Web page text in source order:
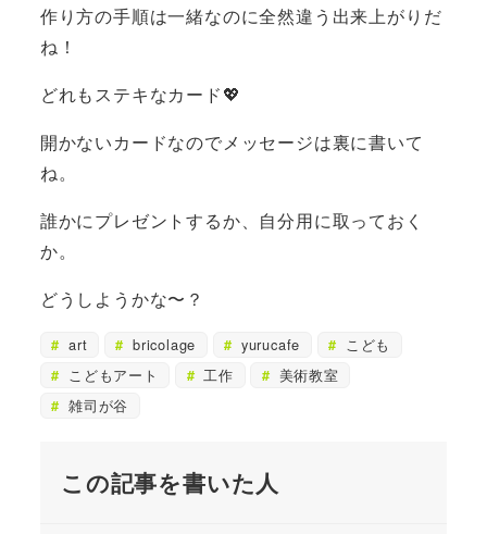
作り方の手順は一緒なのに全然違う出来上がりだ
ね！
どれもステキなカード💖
開かないカードなのでメッセージは裏に書いて
ね。
誰かにプレゼントするか、自分用に取っておく
か。
どうしようかな〜？
art bricolage yurucafe
こども
こどもアート
工作
美術教室
雑司が谷
この記事を書いた人